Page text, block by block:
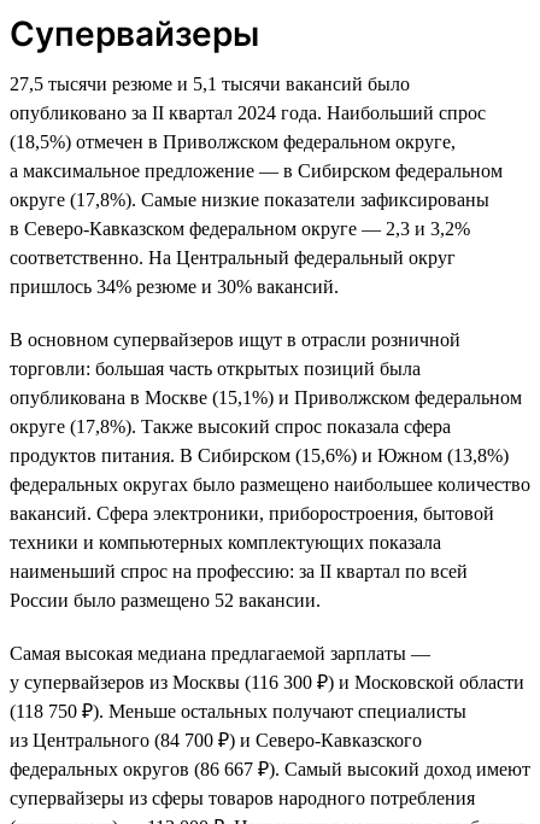
Супервайзеры
27,5 тысячи резюме и 5,1 тысячи вакансий было
опубликовано за II квартал 2024 года. Наибольший спрос
(18,5%) отмечен в Приволжском федеральном округе,
а максимальное предложение — в Сибирском федеральном
округе (17,8%). Самые низкие показатели зафиксированы
в Северо-Кавказском федеральном округе — 2,3 и 3,2%
соответственно. На Центральный федеральный округ
пришлось 34% резюме и 30% вакансий.
В основном супервайзеров ищут в отрасли розничной
торговли: большая часть открытых позиций была
опубликована в Москве (15,1%) и Приволжском федеральном
округе (17,8%). Также высокий спрос показала сфера
продуктов питания. В Сибирском (15,6%) и Южном (13,8%)
федеральных округах было размещено наибольшее количество
вакансий. Сфера электроники, приборостроения, бытовой
техники и компьютерных комплектующих показала
наименьший спрос на профессию: за II квартал по всей
России было размещено 52 вакансии.
Самая высокая медиана предлагаемой зарплаты —
у супервайзеров из Москвы (116 300 ₽) и Московской области
(118 750 ₽). Меньше остальных получают специалисты
из Центрального (84 700 ₽) и Северо-Кавказского
федеральных округов (86 667 ₽). Самый высокий доход имеют
супервайзеры из сферы товаров народного потребления